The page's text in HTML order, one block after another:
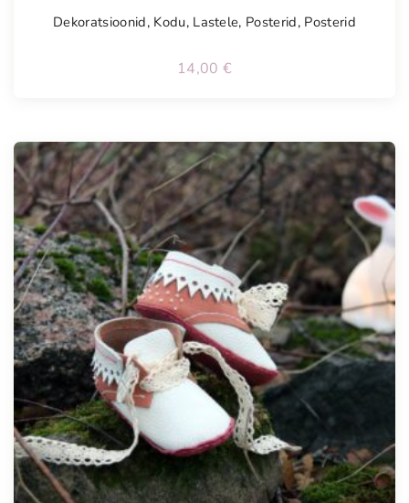
Dekoratsioonid, Kodu, Lastele, Posterid, Posterid
14,00 €